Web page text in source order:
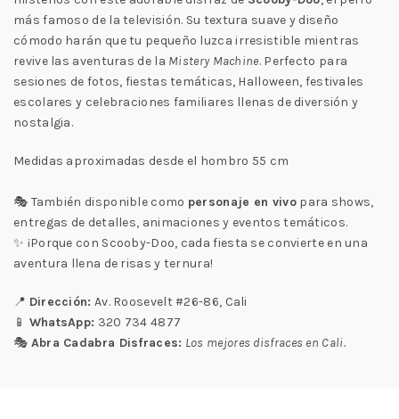
más famoso de la televisión. Su textura suave y diseño
cómodo harán que tu pequeño luzca irresistible mientras
revive las aventuras de la Mistery Machine. Perfecto para
sesiones de fotos, fiestas temáticas, Halloween, festivales
escolares y celebraciones familiares llenas de diversión y
nostalgia.
Medidas aproximadas desde el hombro 55 cm
🎭 También disponible como personaje en vivopara shows,
entregas de detalles, animaciones y eventos temáticos.
✨ ¡Porque con Scooby-Doo, cada fiesta se convierte en una
aventura llena de risas y ternura!
📍 Dirección: Av. Roosevelt #26-86, Cali
📱 WhatsApp: 320 734 4877
🎭 Abra Cadabra Disfraces: Los mejores disfraces en Cali.